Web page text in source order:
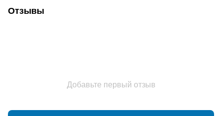
Отзывы
Добавьте первый отзыв